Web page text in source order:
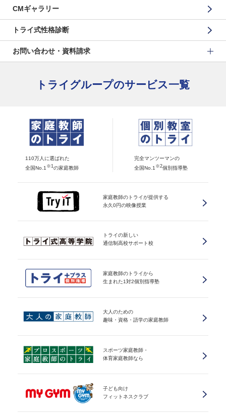
CMギャラリー
トライ式性格診断
お問い合わせ・資料請求
トライグループのサービス一覧
110万人に選ばれた
全国No.1 ※1 の家庭教師
完全マンツーマンの
全国No.1 ※2個別指導塾
家庭教師のトライが提供する
永久0円の映像授業
トライの新しい
通信制高校サポート校
家庭教師のトライから
生まれた1対2個別指導塾
大人のための
趣味・資格・語学の家庭教師
スポーツ家庭教師・
体育家庭教師なら
子ども向け
フィットネスクラブ